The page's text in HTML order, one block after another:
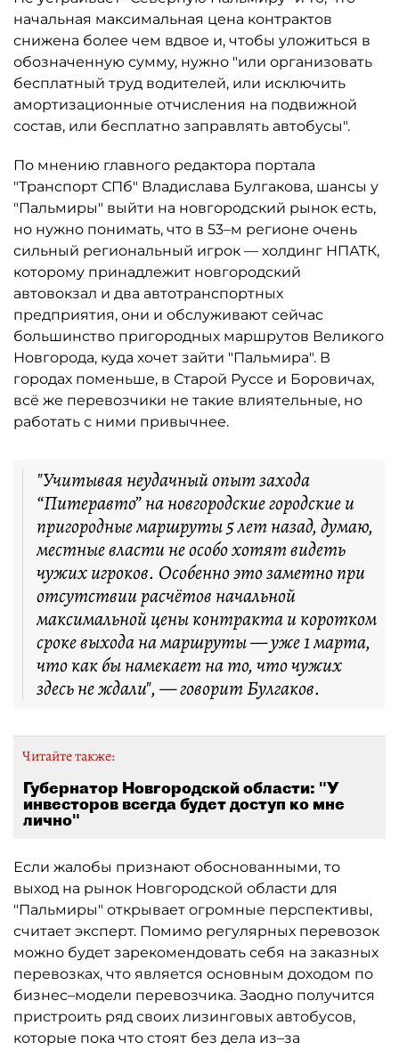
начальная максимальная цена контрактов
снижена более чем вдвое и, чтобы уложиться в
обозначенную сумму, нужно "или организовать
бесплатный труд водителей, или исключить
амортизационные отчисления на подвижной
состав, или бесплатно заправлять автобусы".
По мнению главного редактора портала
"Транспорт СПб" Владислава Булгакова, шансы у
"Пальмиры" выйти на новгородский рынок есть,
но нужно понимать, что в 53–м регионе очень
сильный региональный игрок — холдинг НПАТК,
которому принадлежит новгородский
автовокзал и два автотранспортных
предприятия, они и обслуживают сейчас
большинство пригородных маршрутов Великого
Новгорода, куда хочет зайти "Пальмира". В
городах поменьше, в Старой Руссе и Боровичах,
всё же перевозчики не такие влиятельные, но
работать с ними привычнее.
"Учитывая неудачный опыт захода
“Питеравто” на новгородские городские и
пригородные маршруты 5 лет назад, думаю,
местные власти не особо хотят видеть
чужих игроков. Особенно это заметно при
отсутствии расчётов начальной
максимальной цены контракта и коротком
сроке выхода на маршруты — уже 1 марта,
что как бы намекает на то, что чужих
здесь не ждали", — говорит Булгаков.
Читайте также:
Губернатор Новгородской области: "У
инвесторов всегда будет доступ ко мне
лично"
Если жалобы признают обоснованными, то
выход на рынок Новгородской области для
"Пальмиры" открывает огромные перспективы,
считает эксперт. Помимо регулярных перевозок
можно будет зарекомендовать себя на заказных
перевозках, что является основным доходом по
бизнес–модели перевозчика. Заодно получится
пристроить ряд своих лизинговых автобусов,
которые пока что стоят без дела из–за